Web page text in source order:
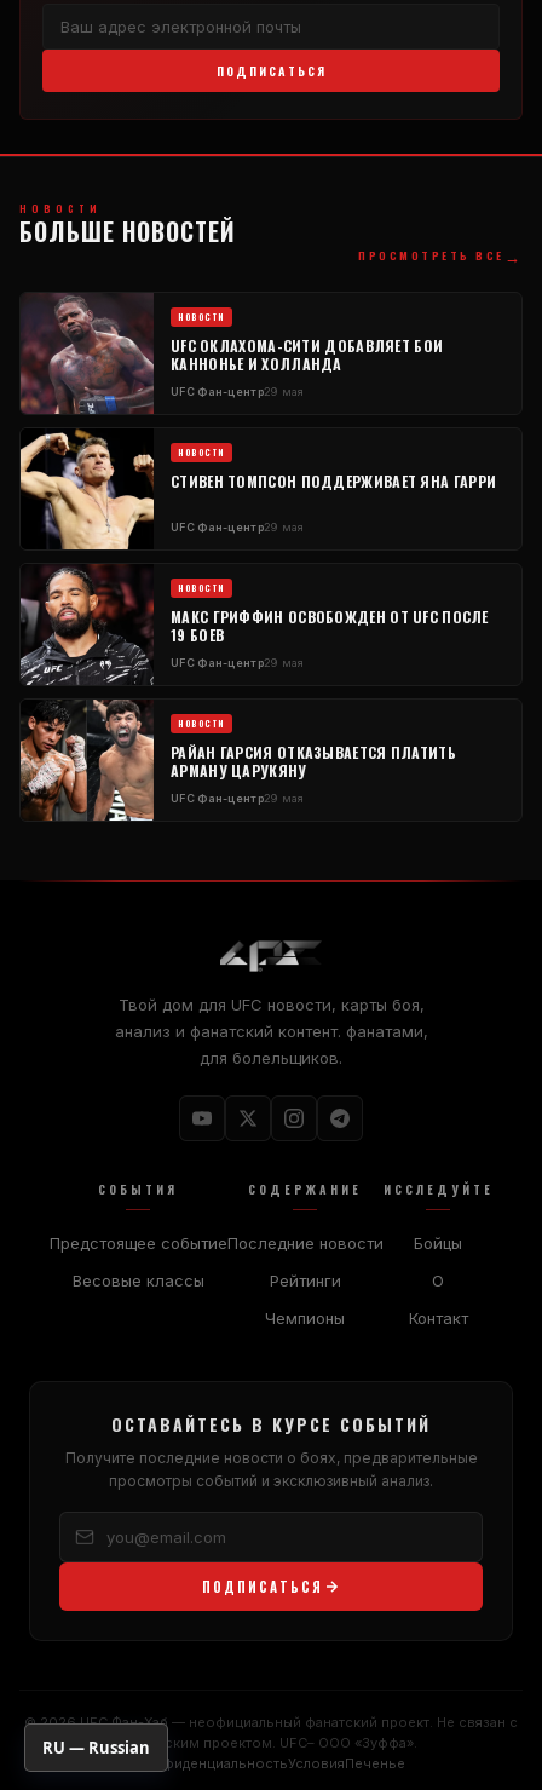
ПОДПИСАТЬСЯ
НОВОСТИ
БОЛЬШЕ НОВОСТЕЙ
ПРОСМОТРЕТЬ ВСЕ →
НОВОСТИ
UFCОКЛАХОМА-СИТИ ДОБАВЛЯЕТ БОИ
КАННОНЬЕ И ХОЛЛАНДА
UFCФан-центр29 мая
НОВОСТИ
СТИВЕН ТОМПСОН ПОДДЕРЖИВАЕТ ЯНА ГАРРИ
UFCФан-центр29 мая
НОВОСТИ
МАКС ГРИФФИН ОСВОБОЖДЕН ОТ UFCПОСЛЕ
19 БОЕВ
UFCФан-центр29 мая
НОВОСТИ
РАЙАН ГАРСИЯ ОТКАЗЫВАЕТСЯ ПЛАТИТЬ
АРМАНУ ЦАРУКЯНУ
UFCФан-центр29 мая
Твой дом для UFC новости, карты боя,
анализ и фанатский контент. фанатами,
для болельщиков.
СОБЫТИЯ
Предстоящее событие
Весовые классы
СОДЕРЖАНИЕ
Последние новости
Рейтинги
Чемпионы
ИССЛЕДУЙТЕ
Бойцы
О
Контакт
ОСТАВАЙТЕСЬ В КУРСЕ СОБЫТИЙ
Получите последние новости о боях, предварительные
просмотры событий и эксклюзивный анализ.
ПОДПИСАТЬСЯ
© 2026UFCФан-Хаб — неофициальный фанатский проект. Не связан с
фанатским проектом. UFC– ООО «Зуффа».
КонфиденциальностьУсловияПеченье
RU — Russian